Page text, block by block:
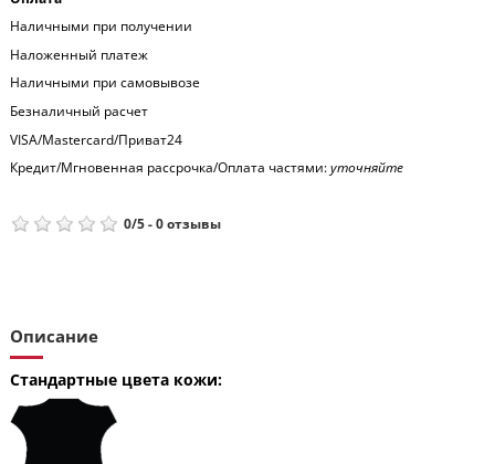
Наличными при получении
Наложенный платеж
Наличными при самовывозе
Безналичный расчет
VISA/Mastercard/Приват24
Кредит/Мгновенная рассрочка/Оплата частями:уточняйте
0/5-0отзывы
Описание
Стандартные цвета кожи: